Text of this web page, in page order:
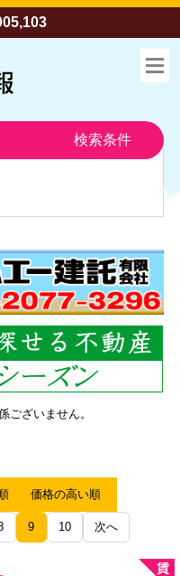
売買 賃貸
検索条件
ざいません。
価格の高い順
9 10 次へ